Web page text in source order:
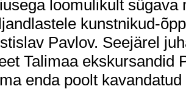
loomulikult sügava
kunstnikud-
Pavlov. Seejärel
Talimaa ekskursandid
enda poolt